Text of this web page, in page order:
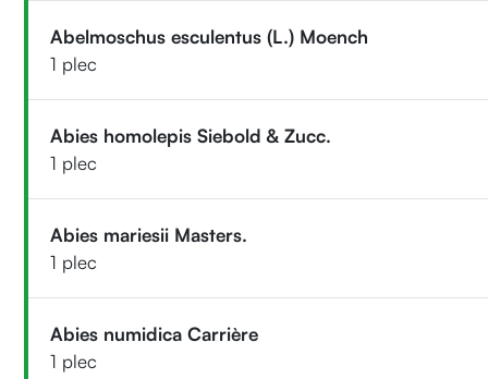
Abelmoschus esculentus (L.) Moench
1 plec
Abies homolepis Siebold & Zucc.
1 plec
Abies mariesii Masters.
1 plec
Abies numidica Carrière
1 plec